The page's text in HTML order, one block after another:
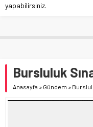
yapabilirsiniz.
Bursluluk
Anasayfa » Gündem »